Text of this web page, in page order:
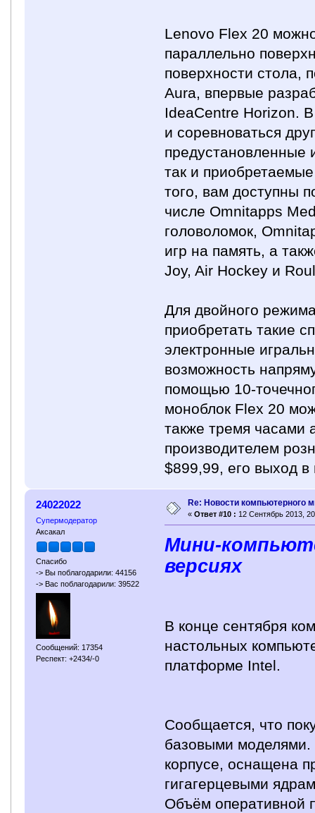
Lenovo Flex 20
параллельно
поверхности стола,
Aura, впервые
IdeaCentre Horizon.
и соревноваться
предустановленные
так и
того, вам доступны
числе Omnitapps
головоломок,
игр на память, а
Joy, Air Hockey и
Для двойного
приобретать такие
электронные
возможность
помощью 10-
моноблок Flex 20
также тремя часами
производителем
$899,99, его выход в
24022022
Супермодератор
Аксакал
Спасибо
-> Вы поблагодарили: 44156
-> Вас поблагодарили: 39522
Сообщений: 17354
Респект: +2434/-0
Re: Новости компьютерного
« Ответ #10 : 12 Сентябрь 2013,
Мини-
версиях
В конце сентября
настольных
платформе Intel.
Сообщается, что
базовыми моделями.
корпусе, оснащена
гигагерцевыми
Объём оперативной